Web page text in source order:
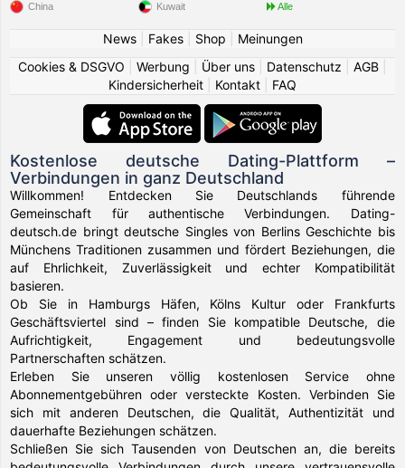
China Kuwait Alle
News| Fakes| Shop
Meinungen
Cookies & DSGVO
Werbung Über uns Datenschutz AGB
Kindersicherheit
Kontakt FAQ
Kostenlose deutsche Dating-Plattform –
Verbindungen in ganz Deutschland
Willkommen! Entdecken Sie Deutschlands führende
Gemeinschaft für authentische Verbindungen. Dating-
deutsch.de bringt deutsche Singles von Berlins Geschichte bis
Münchens Traditionen zusammen und fördert Beziehungen, die
auf Ehrlichkeit, Zuverlässigkeit und echter Kompatibilität
basieren.
Ob Sie in Hamburgs Häfen, Kölns Kultur oder Frankfurts
Geschäftsviertel sind – finden Sie kompatible Deutsche, die
Aufrichtigkeit, Engagement und bedeutungsvolle
Partnerschaften schätzen.
Erleben Sie unseren völlig kostenlosen Service ohne
Abonnementgebühren oder versteckte Kosten. Verbinden Sie
sich mit anderen Deutschen, die Qualität, Authentizität und
dauerhafte Beziehungen schätzen.
Schließen Sie sich Tausenden von Deutschen an, die bereits